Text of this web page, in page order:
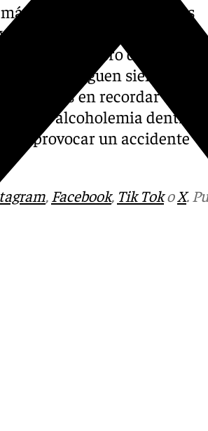
concienciada sobre los
o drogas al volante, la
un gran número de
siguen siendo
vez más en recordar que la
de alcoholemia dentro
de provocar un accidente
, Facebook, Tik TokoX.